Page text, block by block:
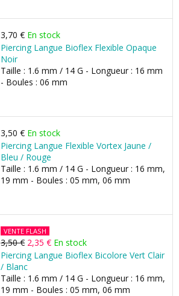
3,70 € En stock
Piercing Langue Bioflex Flexible Opaque
Noir
Taille : 1.6 mm / 14 G - Longueur : 16 mm
- Boules : 06 mm
3,50 € En stock
Piercing Langue Flexible Vortex Jaune /
Bleu / Rouge
Taille : 1.6 mm / 14 G - Longueur : 16 mm,
19 mm - Boules : 05 mm, 06 mm
VENTE FLASH
3,50 € 2,35 € En stock
Piercing Langue Bioflex Bicolore Vert Clair
/ Blanc
Taille : 1.6 mm / 14 G - Longueur : 16 mm,
19 mm - Boules : 05 mm, 06 mm